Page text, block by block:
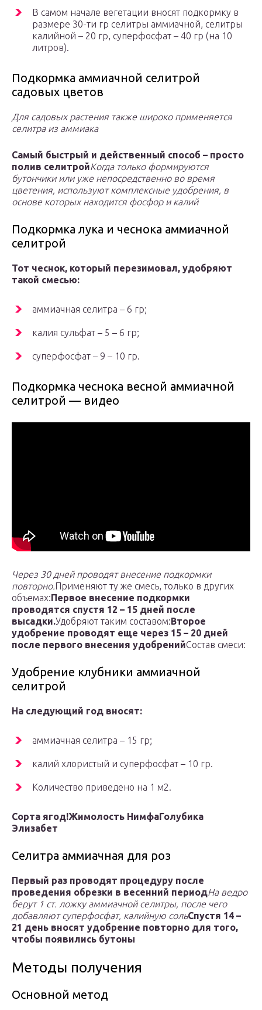
В самом начале вегетации вносят подкормку в
размере 30-ти гр селитры аммиачной, селитры
калийной – 20 гр, суперфосфат – 40 гр (на 10
литров).
Подкормка аммиачной селитрой
садовых цветов
Для садовых растения также широко применяется
селитра из аммиака
Самый быстрый и действенный способ – просто
полив селитройКогда только формируются
бутончики или уже непосредственно во время
цветения, используют комплексные удобрения, в
основе которых находится фосфор и калий
Подкормка лука и чеснока аммиачной
селитрой
Тот чеснок, который перезимовал, удобряют
такой смесью:
аммиачная селитра – 6 гр;
калия сульфат – 5 – 6 гр;
суперфосфат – 9 – 10 гр.
Подкормка чеснока весной аммиачной
селитрой — видео
Через 30 дней проводят внесение подкормки
повторно.Применяют ту же смесь, только в других
объемах:Первое внесение подкормки
проводятся спустя 12 – 15 дней после
высадки.Удобряют таким составом:Второе
удобрение проводят еще через 15 – 20 дней
после первого внесения удобренийСостав смеси:
Удобрение клубники аммиачной
селитрой
На следующий год вносят:
аммиачная селитра – 15 гр;
калий хлористый и суперфосфат – 10 гр.
Количество приведено на 1 м2.
Сорта ягод!Жимолость НимфаГолубика
Элизабет
Селитра аммиачная для роз
Первый раз проводят процедуру после
проведения обрезки в весенний периодНа ведро
берут 1 ст. ложку аммиачной селитры, после чего
добавляют суперфосфат, калийную сольСпустя 14 –
21 день вносят удобрение повторно для того,
чтобы появились бутоны
Методы получения
Основной метод